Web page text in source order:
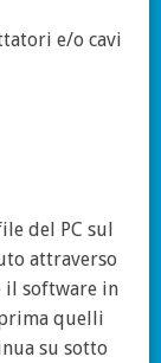
e/o cavi
del PC sul
attraverso
il software in
quelli
su sotto